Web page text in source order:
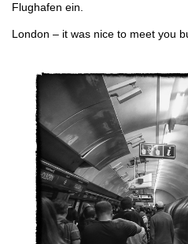
Flughafen ein.
London – it was nice to meet you